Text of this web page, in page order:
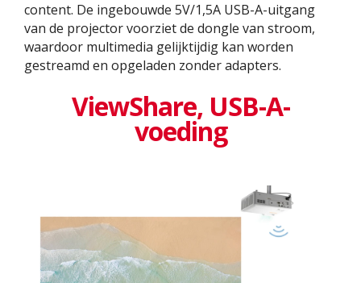
content. De ingebouwde 5V/1,5A USB-A-uitgang
van de projector voorziet de dongle van stroom,
waardoor multimedia gelijktijdig kan worden
gestreamd en opgeladen zonder adapters.
ViewShare, USB-A-
voeding